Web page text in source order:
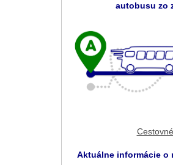
autobusu zo
Aktuálne informácie o